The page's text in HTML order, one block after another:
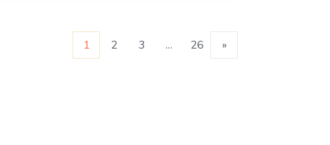
1 2 3 … 26 »